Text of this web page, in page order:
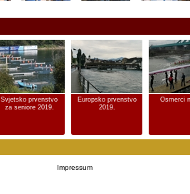
Svjetsko prvenstvo
za seniore 2019.
Europsko prvenstvo
2019.
Osmerci
Impressum